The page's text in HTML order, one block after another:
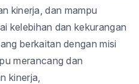
kinerja, dan mampu
kelebihan dan kekurangan
berkaitan dengan misi
merancang dan
kinerja,